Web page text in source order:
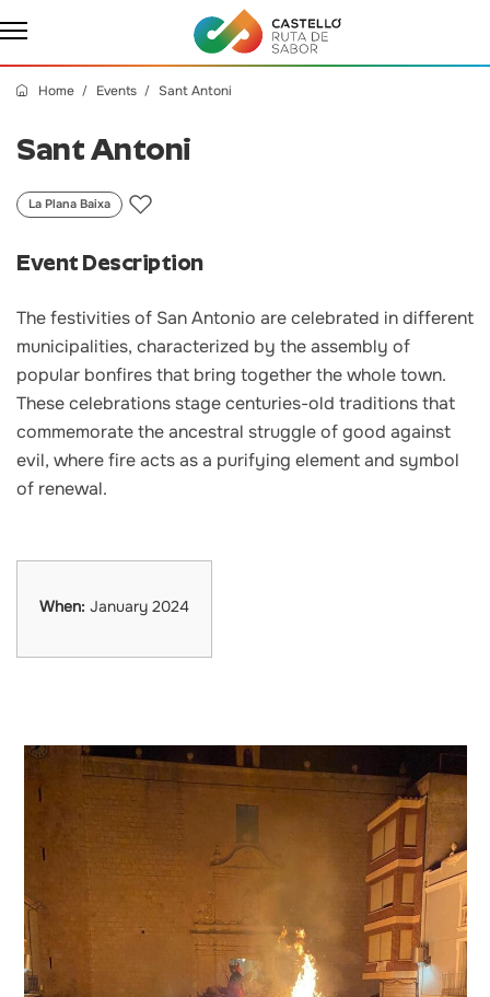
Home Events Sant Antoni
Sant Antoni
La Plana Baixa
Event Description
The festivities of San Antonio are celebrated in different
municipalities, characterized by the assembly of
popular bonfires that bring together the whole town.
These celebrations stage centuries-old traditions that
commemorate the ancestral struggle of good against
evil, where fire acts as a purifying element and symbol
of renewal.
When: January 2024